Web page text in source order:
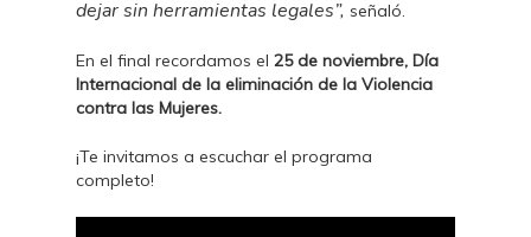
dejar sin herramientas legales”,señaló.
En el final recordamos el25 de noviembre, Día
Internacional de la eliminación de la Violencia
contra las Mujeres.
¡Te invitamos a escuchar el programa
completo!